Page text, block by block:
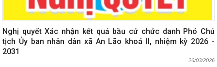
Nghị quyết Xác nhận kết quả bầu cử chức danh Phó Chủ
tịch Ủy ban nhân dân xã An Lão khoá II, nhiệm kỳ 2026 -
2031
26/03/2026